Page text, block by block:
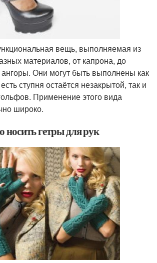
вещь, выполняемая из
материалов, от капрона, до
Они могут быть выполнены как
ступня остаётся незакрытой, так и
Применение этого вида
широко.
носить гетры для рук